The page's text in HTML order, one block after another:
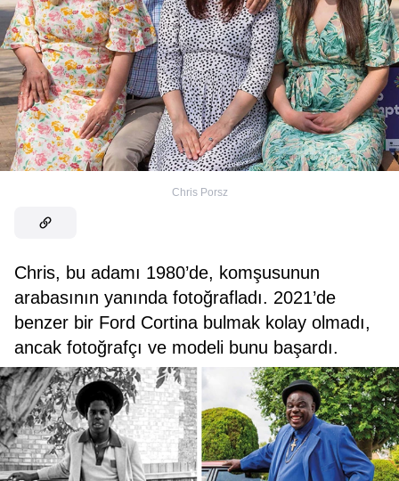
Chris Porsz
Chris, bu adamı 1980’de, komşusunun
arabasının yanında fotoğrafladı. 2021’de
benzer bir Ford Cortina bulmak kolay olmadı,
ancak fotoğrafçı ve modeli bunu başardı.